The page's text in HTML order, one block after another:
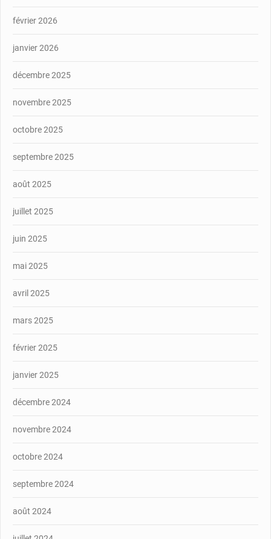
février 2026
janvier 2026
décembre 2025
novembre 2025
octobre 2025
septembre 2025
août 2025
juillet 2025
juin 2025
mai 2025
avril 2025
mars 2025
février 2025
janvier 2025
décembre 2024
novembre 2024
octobre 2024
septembre 2024
août 2024